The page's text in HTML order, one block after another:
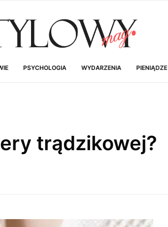
PSYCHOLOGIA WYDARZENIA PIENIĄDZE
trądzikowej?